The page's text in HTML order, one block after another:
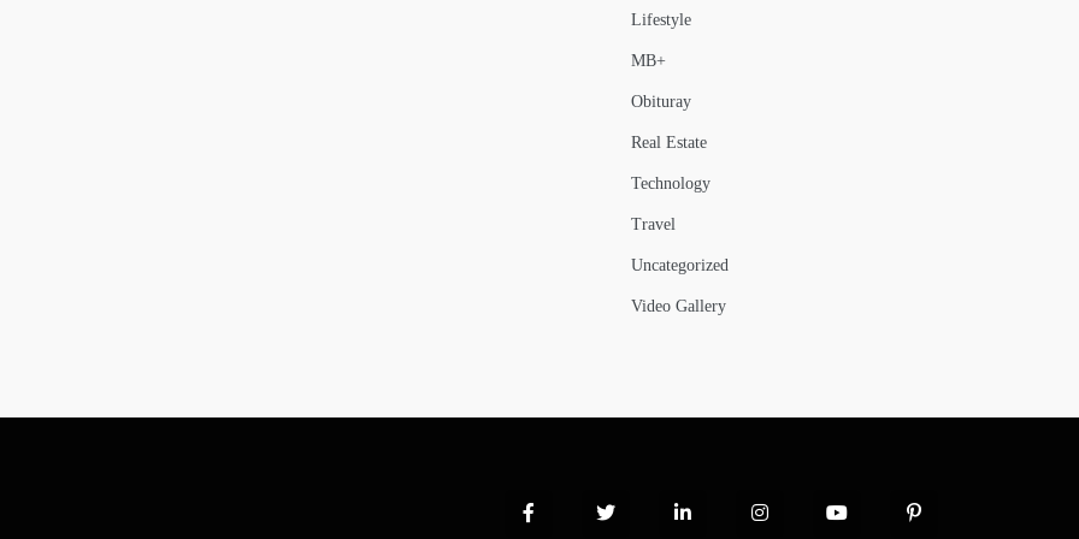
Lifestyle
MB+
Obituray
Real Estate
Technology
Travel
Uncategorized
Video Gallery